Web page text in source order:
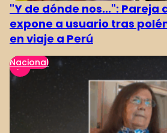
"Y de dónde nos...": Pareja
expone a usuario tras
en viaje a Perú
Nacional